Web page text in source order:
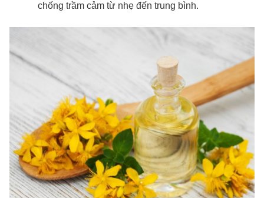
chống trầm cảm từ nhẹ đến trung bình.